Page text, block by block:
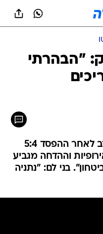
"הבהרתי
מאמן מכבי תל אביב מאוכזב לאחר ההפסד 5:4
וההדחה מגביע
בני לם: "נתניה